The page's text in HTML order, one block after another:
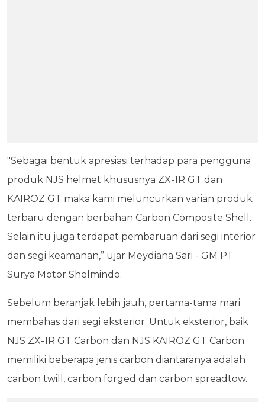
"Sebagai bentuk apresiasi terhadap para pengguna
produk NJS helmet khususnya ZX-1R GT dan
KAIROZ GT maka kami meluncurkan varian produk
terbaru dengan berbahan Carbon Composite Shell.
Selain itu juga terdapat pembaruan dari segi interior
dan segi keamanan,” ujar Meydiana Sari - GM PT
Surya Motor Shelmindo.
Sebelum beranjak lebih jauh, pertama-tama mari
membahas dari segi eksterior. Untuk eksterior, baik
NJS ZX-1R GT Carbon dan NJS KAIROZ GT Carbon
memiliki beberapa jenis carbon diantaranya adalah
carbon twill, carbon forged dan carbon spreadtow.